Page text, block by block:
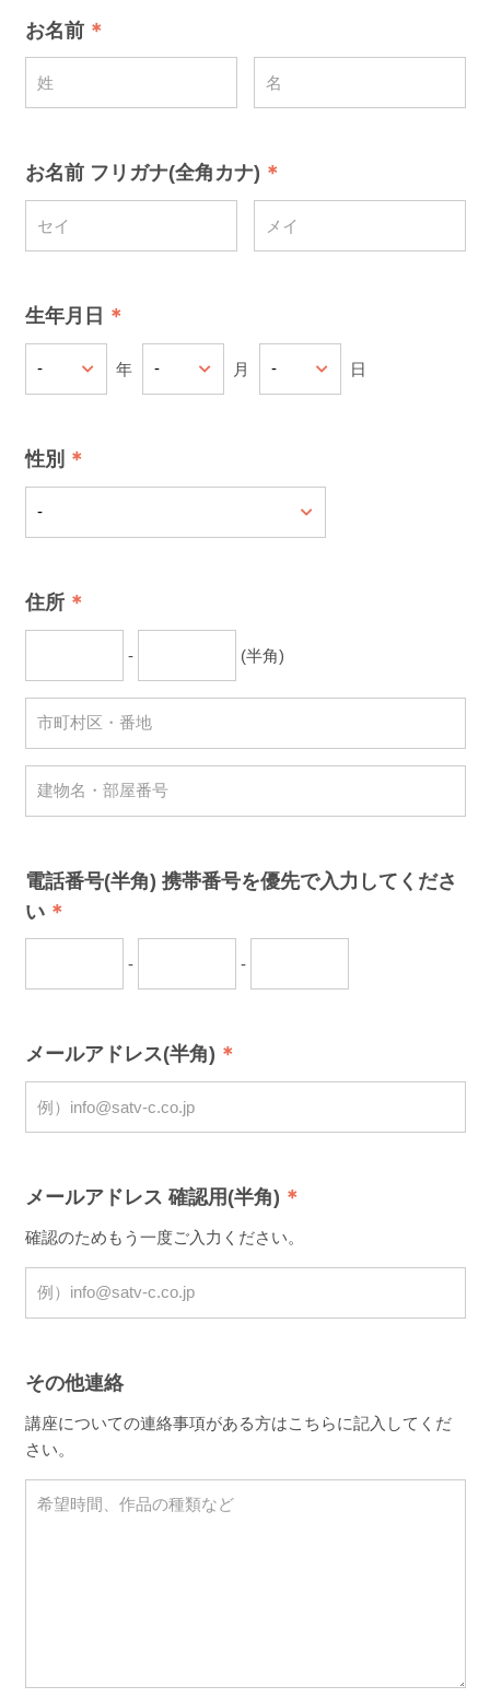
お名前
お名前 フリガナ(全角カナ)
生年月日
年 月 日
性別
住所
- (半角)
電話番号(半角) 携帯番号を優先で入力してくださ
い
- -
メールアドレス(半角)
メールアドレス 確認用(半角)
確認のためもう一度ご入力ください。
その他連絡
講座についての連絡事項がある方はこちらに記入してくだ
さい。